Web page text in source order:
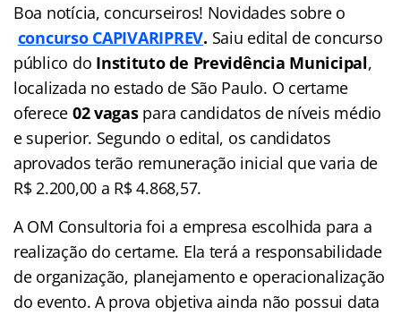
Boa notícia, concurseiros! Novidades sobre o
concurso CAPIVARIPREV. Saiu edital de concurso
público do Instituto de Previdência Municipal,
localizada no estado de São Paulo. O certame
oferece 02 vagas para candidatos de níveis médio
e superior. Segundo o edital, os candidatos
aprovados terão remuneração inicial que varia de
R$ 2.200,00 a R$ 4.868,57.
A OM Consultoria foi a empresa escolhida para a
realização do certame. Ela terá a responsabilidade
de organização, planejamento e operacionalização
do evento. A prova objetiva ainda não possui data